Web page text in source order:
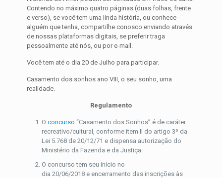
Contendo no máximo quatro páginas (duas folhas, frente
e verso), se você tem uma linda história, ou conhece
alguém que tenha, compartilhe conosco enviando através
de nossas plataformas digitais, se preferir traga
pessoalmente até nós, ou por e-mail.
Você tem até o dia 20 de Julho para participar.
Casamento dos sonhos ano VIII, o seu sonho, uma
realidade.
Regulamento
Oconcurso “Casamento dos Sonhos” é de caráter
recreativo/cultural, conforme item II do artigo 3º da
Lei 5.768 de 20/12/71 e dispensa autorização do
Ministério da Fazenda e da Justiça.
O concurso tem seu início no
dia 20/06/2018 e encerramento das inscrições às